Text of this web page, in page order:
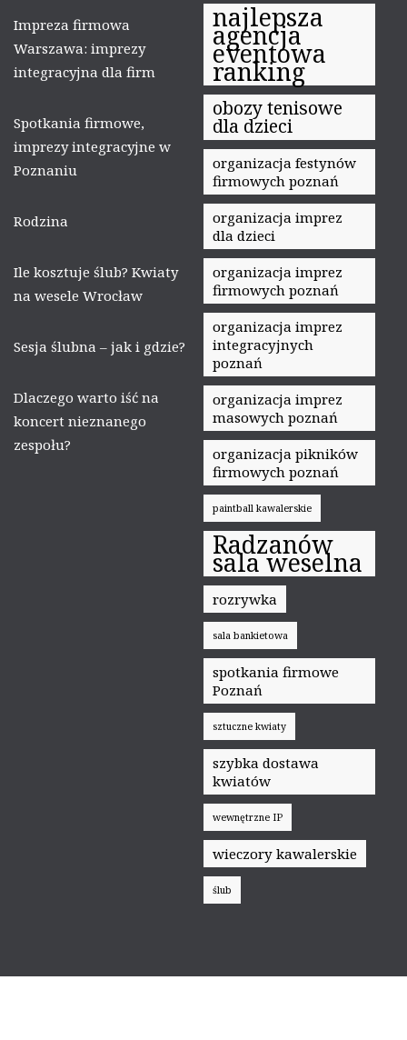
Impreza firmowa
Warszawa: imprezy
integracyjna dla firm
Spotkania firmowe,
imprezy integracyjne w
Poznaniu
Rodzina
Ile kosztuje ślub? Kwiaty
na wesele Wrocław
Sesja ślubna – jak i gdzie?
Dlaczego warto iść na
koncert nieznanego
zespołu?
najlepsza
agencja
eventowa
ranking
obozy tenisowe
dla dzieci
organizacja festynów
firmowych poznań
organizacja imprez
dla dzieci
organizacja imprez
firmowych poznań
organizacja imprez
integracyjnych
poznań
organizacja imprez
masowych poznań
organizacja pikników
firmowych poznań
paintball kawalerskie
Radzanów
sala weselna
rozrywka
sala bankietowa
spotkania firmowe
Poznań
sztuczne kwiaty
szybka dostawa
kwiatów
wewnętrzne IP
wieczory kawalerskie
ślub